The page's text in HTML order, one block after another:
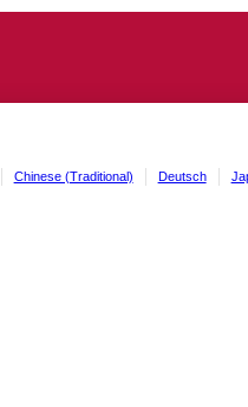
Chinese (Traditional) Deutsch